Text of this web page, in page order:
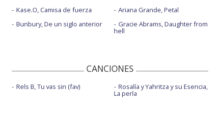
Kase.O, Camisa de fuerza
Bunbury, De un siglo anterior
Ariana Grande, Petal
Gracie Abrams, Daughter from
hell
CANCIONES
Rels B, Tu vas sin (fav) Rosalía y Yahritza y su Esencia,
La perla